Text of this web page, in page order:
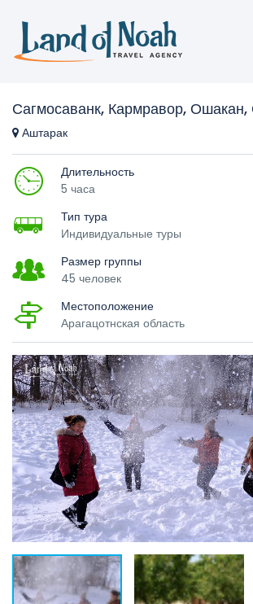
Сагмосаванк, Кармравор,
Аштарак
Длительность
5 часа
Тип тура
Индивидуальные туры
Размер группы
45 человек
Местоположение
Арагацотнская область